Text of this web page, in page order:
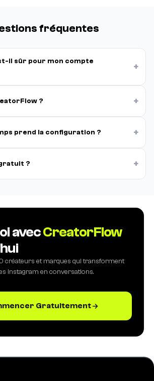
fréquentes
il sûr pour mon compte
+
? +
prend la configuration ? +
? +
avecCreatorFlow
créateurs et marques qui transforment
Instagram en conversations.
Gratuitement